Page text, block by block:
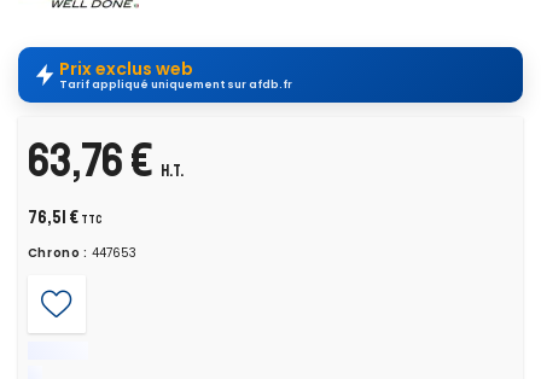
Prix exclus web
Tarif appliqué uniquement sur afdb.fr
63,76 € H.T.
76,51 € TTC
Chrono : 447653